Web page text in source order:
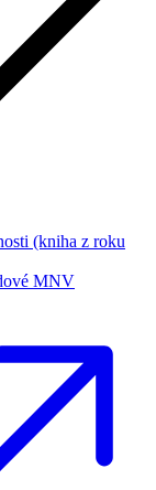
(kniha z roku
MNV